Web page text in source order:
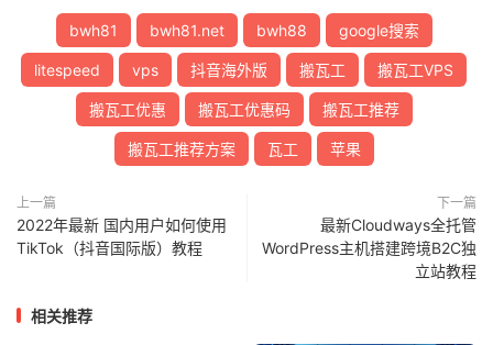
bwh81 bwh81.net bwh88 google搜索
litespeed vps 抖音海外版 搬瓦工 搬瓦工VPS
搬瓦工优惠 搬瓦工优惠码 搬瓦工推荐
搬瓦工推荐方案 瓦工 苹果
上一篇
2022年最新 国内用户如何使用
TikTok（抖音国际版）教程
下一篇
最新Cloudways全托管
WordPress主机搭建跨境B2C独
立站教程
相关推荐